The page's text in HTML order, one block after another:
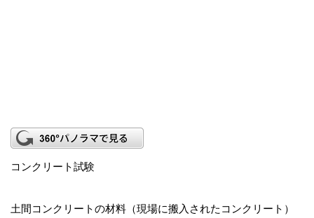
コンクリート試験
土間コンクリートの材料（現場に搬入されたコンクリート）